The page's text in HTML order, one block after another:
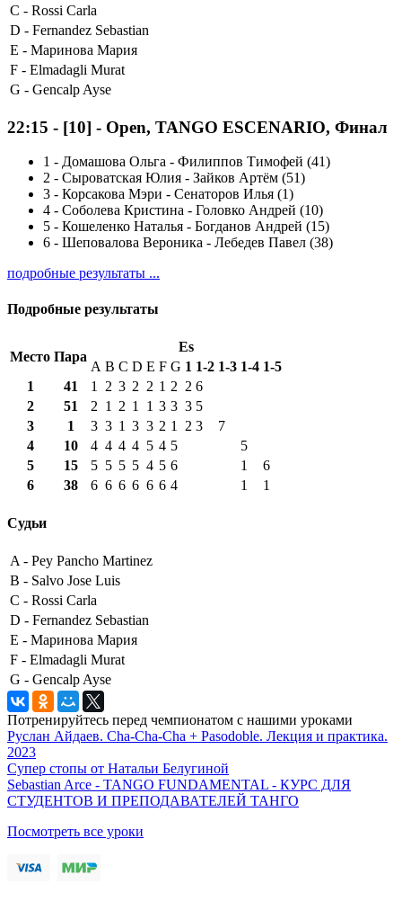
C - Rossi Carla
D - Fernandez Sebastian
E - Маринова Мария
F - Elmadagli Murat
G - Gencalp Ayse
22:15 - [10] - Open, TANGO ESCENARIO, Финал
1 - Домашова Ольга - Филиппов Тимофей (41)
2 - Сыроватская Юлия - Зайков Артём (51)
3 - Корсакова Мэри - Сенаторов Илья (1)
4 - Соболева Кристина - Головко Андрей (10)
5 - Кошеленко Наталья - Богданов Андрей (15)
6 - Шеповалова Вероника - Лебедев Павел (38)
подробные результаты ...
Подробные результаты
Место Пара
Es
A B C D E F G 1 1-2 1-3 1-4 1-5
1
41 1 2 3 2 2 1 2 2 6
2
51 2 1 2 1 1 3 3 3 5
3
1 3 3 1 3 3 2 1 2 3
7
4
10 4 4 4 4 5 4 5
5
5
15 5 5 5 5 4 5 6 1
6
6
38 6 6 6 6 6 6 4 1 1
Судьи
A - Pey Pancho Martinez
B - Salvo Jose Luis
C - Rossi Carla
D - Fernandez Sebastian
E - Маринова Мария
F - Elmadagli Murat
G - Gencalp Ayse
Потренируйтесь перед чемпионатом с нашими уроками
Руслан Айдаев. Cha-Cha-Cha + Pasodoble. Лекция и практика.
2023
Супер стопы от Натальи Белугиной
Sebastian Arce - TANGO FUNDAMENTAL - КУРС ДЛЯ
СТУДЕНТОВ И ПРЕПОДАВАТЕЛЕЙ ТАНГО
Посмотреть все уроки